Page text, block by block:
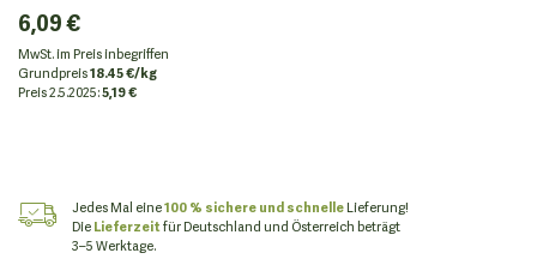
6,09 €
MwSt. im Preis inbegriffen
Grundpreis18.45 €/kg
Preis2.5.2025:5,19 €
Jedes Mal eine100 % sichere und schnelleLieferung!
DieLieferzeitfür Deutschland und Österreich beträgt
3–5 Werktage.